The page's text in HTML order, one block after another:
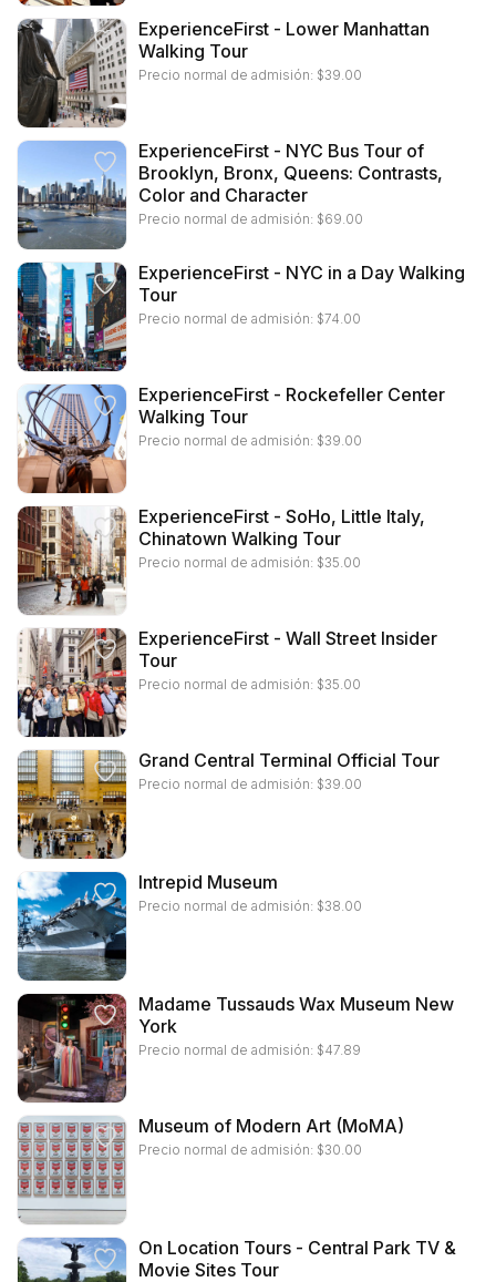
ExperienceFirst - Lower Manhattan
Walking Tour
Precio normal de admisión: $39.00
ExperienceFirst - NYC Bus Tour of
Brooklyn, Bronx, Queens: Contrasts,
Color and Character
Precio normal de admisión: $69.00
ExperienceFirst - NYC in a Day Walking
Tour
Precio normal de admisión: $74.00
ExperienceFirst - Rockefeller Center
Walking Tour
Precio normal de admisión: $39.00
ExperienceFirst - SoHo, Little Italy,
Chinatown Walking Tour
Precio normal de admisión: $35.00
ExperienceFirst - Wall Street Insider
Tour
Precio normal de admisión: $35.00
Grand Central Terminal Official Tour
Precio normal de admisión: $39.00
Intrepid Museum
Precio normal de admisión: $38.00
Madame Tussauds Wax Museum New
York
Precio normal de admisión: $47.89
Museum of Modern Art (MoMA)
Precio normal de admisión: $30.00
On Location Tours - Central Park TV &
Movie Sites Tour